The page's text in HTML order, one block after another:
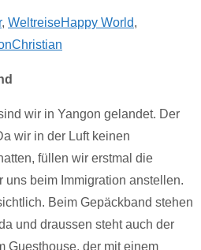
, WeltreiseHappy World,
Christian
wir in Yangon gelandet. Der
wir in der Luft keinen
füllen wir erstmal die
uns beim Immigration anstellen.
Beim Gepäckband stehen
und draussen steht auch der
Guesthouse, der mit einem